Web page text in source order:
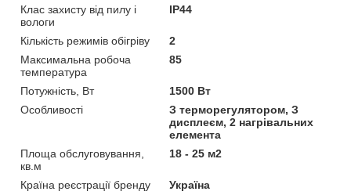
Клас захисту від пилу і
вологи
IP44
Кількість режимів обігріву
2
Максимальна робоча
температура
85
Потужність, Вт
1500 Вт
Особливості
З терморегулятором, З
дисплеєм, 2 нагрівальних
елемента
Площа обслуговування,
кв.м
18 - 25 м2
Країна реєстрації бренду
Україна